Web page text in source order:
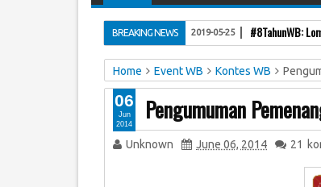
BREAKING NEWS #8TahunWB:
2019-05-25
Home Event WB Kontes WB
Pengumuman
Unknown June 06, 2014 21
06
Jun
2014